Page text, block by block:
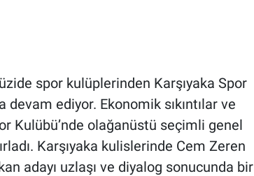
spor kulüplerinden Karşıyaka Spor
devam ediyor. Ekonomik sıkıntılar ve
Kulübü’nde olağanüstü seçimli genel
Karşıyaka kulislerinde Cem Zeren
adayı uzlaşı ve diyalog sonucunda bir